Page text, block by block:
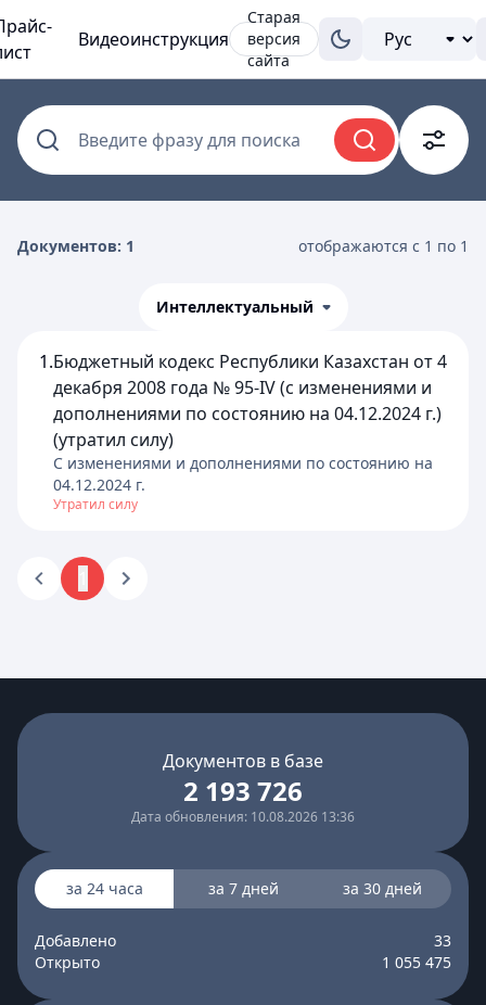
Видеоинструкция
Старая
версия
сайта
Введите фразу для поиска
Документов: 1 отображаются с 1 по 1
Интеллектуальный
1.Бюджетный кодекс Республики Казахстан от 4
декабря 2008 года № 95-IV (с изменениями и
дополнениями по состоянию на 04.12.2024 г.)
(утратил силу)
C изменениями и дополнениями по состоянию на
04.12.2024 г.
Утратил силу
Документов в базе
2 193 726
Дата обновления: 10.08.2026 13:36
за 24 часа за 7 дней за 30 дней
Добавлено
33
Открыто
1 055 475